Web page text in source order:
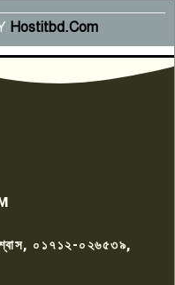
অভিযোগ অস্বীকার
প্রণোদিত সংবাদ প্রকাশের
নাজির হাসানের
ঢুকে স্কুল শিক্ষিকাকে হত্যা
ট্যাংকি থেকে লাশ উদ্ধার
সন্ত্রাসী হামলায় গুরুতর
Hostitbd.Com
০১৭১২-০২৬৫৩৯,